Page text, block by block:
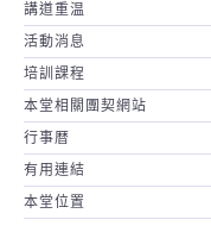
講道重温
活動消息
培訓課程
本堂相關團契網站
行事暦
有用連結
本堂位置